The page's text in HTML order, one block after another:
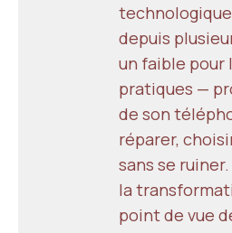
depuis
un faible pour
pratiques —
de son
réparer,
sans se
la
point de vue